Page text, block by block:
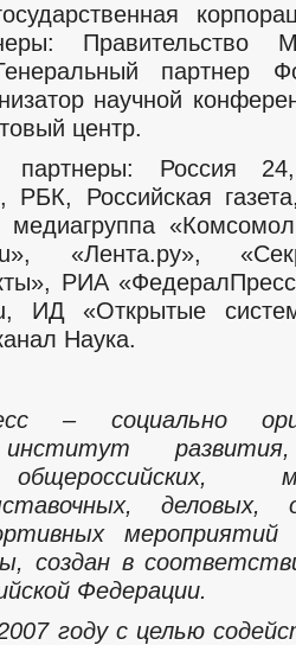
Генеральный
научной
центр.
партнеры: Россия
РБК, Российская
«Лента.ру»,
РИА
ИД «Открытые
Наука.
– социально
деловых,
создан в
Федерации.
году с целью